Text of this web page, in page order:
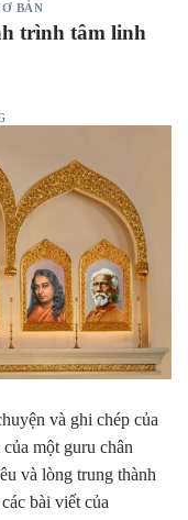
BẢN
trình tâm linh
và ghi chép của
một guru chân
và lòng trung thành
bài viết của